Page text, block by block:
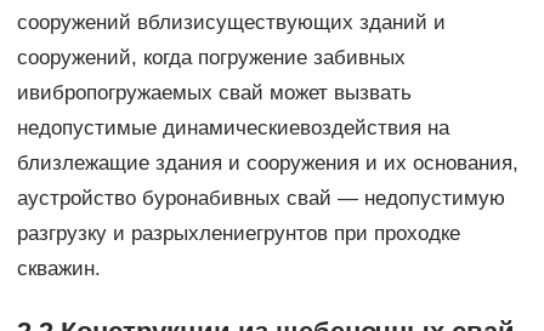
сооружений вблизисуществующих зданий и
сооружений, когда погружение забивных
ивибропогружаемых свай может вызвать
недопустимые динамическиевоздействия на
близлежащие здания и сооружения и их основания,
аустройство буронабивных свай — недопустимую
разгрузку и разрыхлениегрунтов при проходке
скважин.